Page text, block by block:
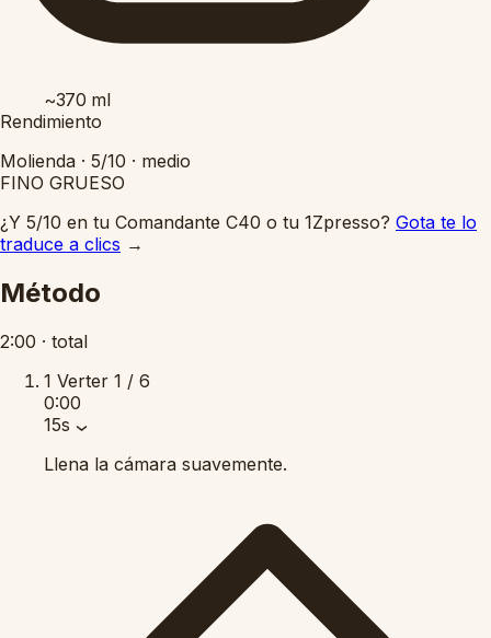
~370 ml
Rendimiento
Molienda · 5/10 · medio
FINO GRUESO
¿Y 5/10 en tu Comandante C40 o tu 1Zpresso? Gota te lo
traduce a clics →
Método
2:00 · total
1 Verter 1 / 6
0:00
15s
Llena la cámara suavemente.